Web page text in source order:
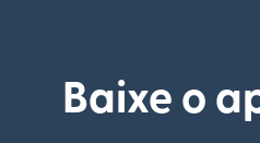
Baixe o